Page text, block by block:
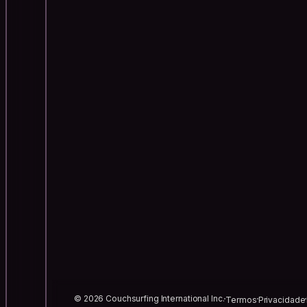
© 2026 Couchsurfing International Inc.TermosPrivacidade